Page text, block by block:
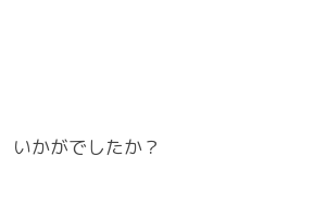
いかがでしたか？